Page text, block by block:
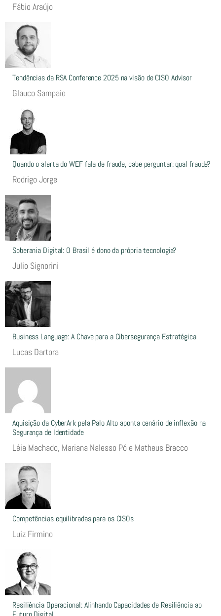
Fábio Araújo
Tendências da RSA Conference 2025 na visão de CISO Advisor
Glauco Sampaio
Quando o alerta do WEF fala de fraude, cabe perguntar: qual fraude?
Rodrigo Jorge
Soberania Digital: O Brasil é dono da própria tecnologia?
Julio Signorini
Business Language: A Chave para a Cibersegurança Estratégica
Lucas Dartora
Aquisição da CyberArk pela Palo Alto aponta cenário de inflexão na
Segurança de Identidade
Léia Machado, Mariana Nalesso Pó e Matheus Bracco
Competências equilibradas para os CISOs
Luiz Firmino
Resiliência Operacional: Alinhando Capacidades de Resiliência ao